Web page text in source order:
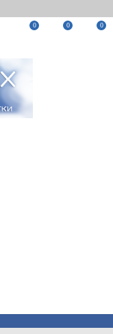
0 0 0